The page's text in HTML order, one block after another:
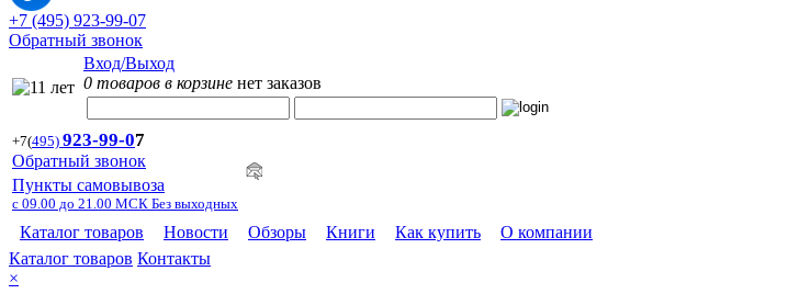
+7 (495) 923-99-07
Обратный звонок
Вход/Выход
0 товаров в корзине нет заказов
+7(495) 923-99-07
Обратный звонок
Пункты самовывоза
с 09.00 до 21.00 МСК Без выходных
Каталог товаров Новости Обзоры Книги Как купить
О компании
Каталог товаров Контакты
×